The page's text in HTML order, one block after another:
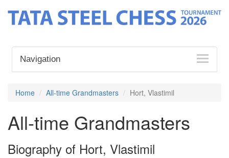
Navigation
Home All-time Grandmasters Hort, Vlastimil
All-time Grandmasters
Biography of Hort, Vlastimil